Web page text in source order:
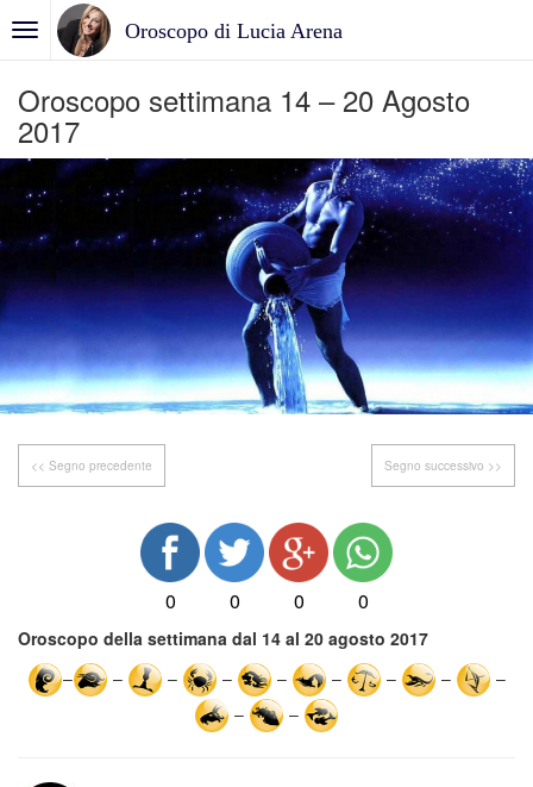
Oroscopo di Lucia Arena
Oroscopo settimana 14 – 20 Agosto
2017
<< Segno precedente Segno successivo >>
0 0 0 0
Oroscopo della settimana dal 14 al 20 agosto 2017
–
– – – – – – –
–
–
–